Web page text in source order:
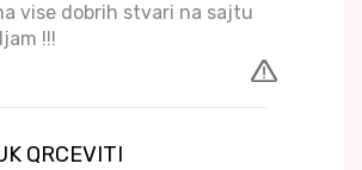
vise dobrih stvari na sajtu
!!!
QRCEVITI